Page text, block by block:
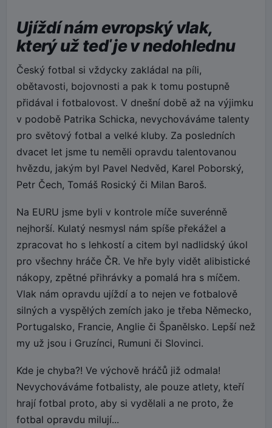
Ujíždí nám evropský vlak,
který už teď je v nedohlednu
Český fotbal si vždycky zakládal na píli,
obětavosti, bojovnosti a pak k tomu postupně
přidával i fotbalovost. V dnešní době až na výjimku
v podobě Patrika Schicka, nevychováváme talenty
pro světový fotbal a velké kluby. Za posledních
dvacet let jsme tu neměli opravdu talentovanou
hvězdu, jakým byl Pavel Nedvěd, Karel Poborský,
Petr Čech, Tomáš Rosický či Milan Baroš.
Na EURU jsme byli v kontrole míče suverénně
nejhorší. Kulatý nesmysl nám spíše překážel a
zpracovat ho s lehkostí a citem byl nadlidský úkol
pro všechny hráče ČR. Ve hře byly vidět alibistické
nákopy, zpětné přihrávky a pomalá hra s míčem.
Vlak nám opravdu ujíždí a to nejen ve fotbalově
silných a vyspělých zemích jako je třeba Německo,
Portugalsko, Francie, Anglie či Španělsko. Lepší než
my už jsou i Gruzínci, Rumuni či Slovinci.
Kde je chyba?! Ve výchově hráčů již odmala!
Nevychováváme fotbalisty, ale pouze atlety, kteří
hrají fotbal proto, aby si vydělali a ne proto, že
fotbal opravdu milují...